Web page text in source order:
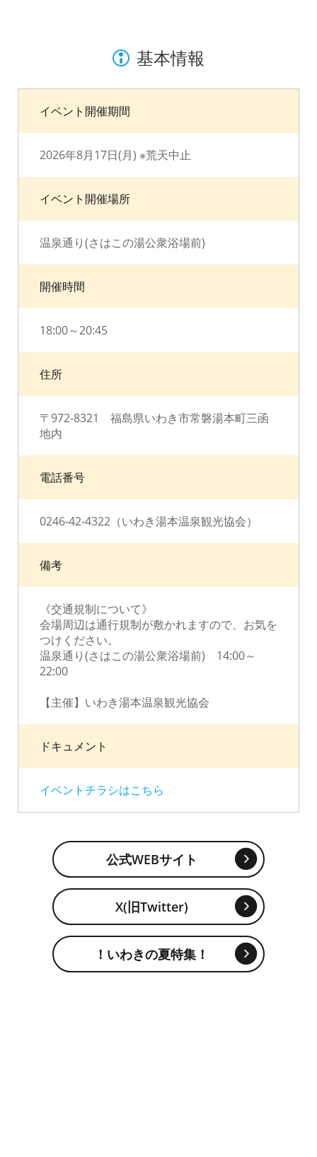
基本情報
イベント開催期間
2026年8月17日(月) ※荒天中止
イベント開催場所
温泉通り(さはこの湯公衆浴場前)
開催時間
18:00～20:45
住所
〒972-8321 福島県いわき市常磐湯本町三函
地内
電話番号
0246-42-4322（いわき湯本温泉観光協会）
備考
《交通規制について》
会場周辺は通行規制が敷かれますので、お気を
つけください。
温泉通り(さはこの湯公衆浴場前) 14:00～
22:00
【主催】いわき湯本温泉観光協会
ドキュメント
イベントチラシはこちら
公式WEBサイト
X(旧Twitter)
！いわきの夏特集！